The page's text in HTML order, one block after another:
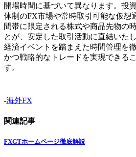
開場時間に基づいて異なります。投
体制のFX市場や常時取引可能な仮想
間帯に限定される株式や商品先物の
とが、安定した取引活動に直結いた
経済イベントを踏まえた時間管理を
かつ戦略的なトレードを実現できる
す。
-海外FX
関連記事
FXGTホームページ徹底解説